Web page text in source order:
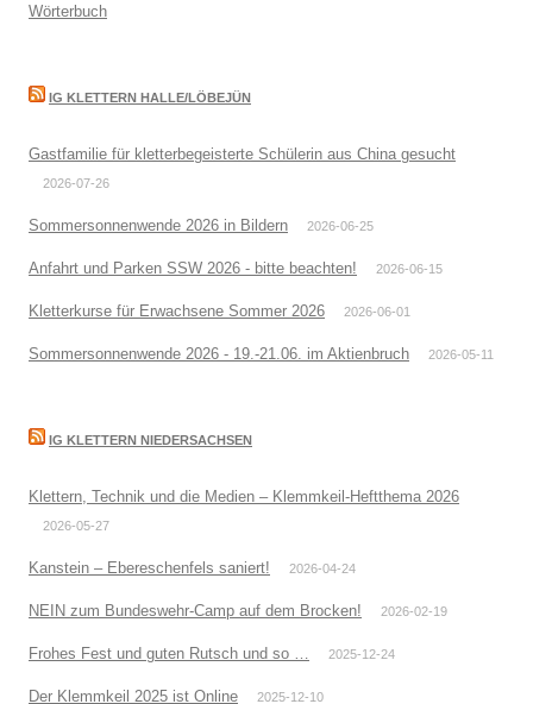
Wörterbuch
IG KLETTERN HALLE/LÖBEJÜN
Gastfamilie für kletterbegeisterte Schülerin aus China gesucht
2026-07-26
Sommersonnenwende 2026 in Bildern 2026-06-25
Anfahrt und Parken SSW 2026 - bitte beachten! 2026-06-15
Kletterkurse für Erwachsene Sommer 2026 2026-06-01
Sommersonnenwende 2026 - 19.-21.06. im Aktienbruch 2026-05-11
IG KLETTERN NIEDERSACHSEN
Klettern, Technik und die Medien – Klemmkeil-Heftthema 2026
2026-05-27
Kanstein – Ebereschenfels saniert! 2026-04-24
NEIN zum Bundeswehr-Camp auf dem Brocken! 2026-02-19
Frohes Fest und guten Rutsch und so … 2025-12-24
Der Klemmkeil 2025 ist Online 2025-12-10